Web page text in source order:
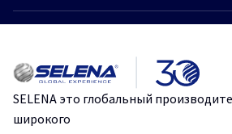
Клеи для напольных покрытий
Ленты и стрейч-пленки
Крепежи
Больше статей
Эффективное и быстрое склеивание с
продукта.
SELENA это глобальный
широкого